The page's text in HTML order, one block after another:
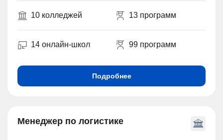
10 колледжей 13 программ
14 онлайн-школ 99 программ
Подробнее
Менеджер по логистике